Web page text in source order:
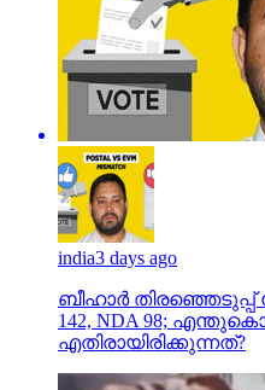
india3 days ago
ബീഹാർ തിരഞ്ഞെടുപ്പ്
142, NDA 98;
എതിരായിരിക്കുന്നത്?